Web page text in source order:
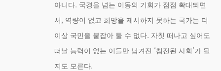
아니다. 국경을 넘는 이동의 기회가 점점 확대되면
서 , 역량이 없고 희망을 제시하지 못하는 국가는 더
이상 국민을 붙잡아 둘 수 없다. 자칫 떠나고 싶어도
떠날 능력이 없는 이들만 남겨진 ‘침전된 사회 ’가 될
지도 모른다.